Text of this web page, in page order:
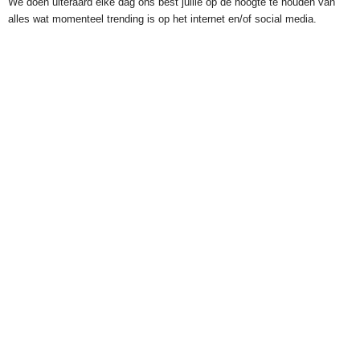
alles wat momenteel trending is op het internet en/of social media.